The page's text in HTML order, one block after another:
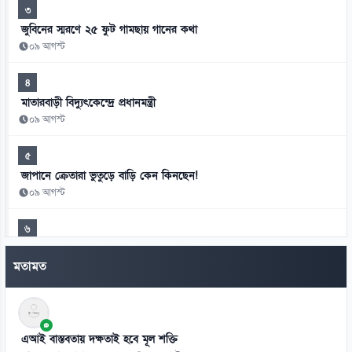
৩
জুবিনের স্মরণে ২৫ ফুট গামছায় গানের কথা
০৯ আগস্ট
৪
মাতারবাড়ী বিদ্যুৎকেন্দ্রে প্রধানমন্ত্রী
০৯ আগস্ট
৫
জাপানে ক্রেতারা ভুতুড়ে বাড়ি কেন কিনছেন!
০৯ আগস্ট
৬
ভোরে বেরিয়ে রাতে ফিরতেন, মেসির স্বপ্ন বাঁচিয়েছেন বাবা
০৯ আগস্ট
৭
বাইডেনের ক্যানসার ছড়িয়েছে শরীরের অন্যান্য অঙ্গে
০৯ আগস্ট
মতামত
এআই বাস্তবতায় দক্ষতাই হবে মূল শক্তি